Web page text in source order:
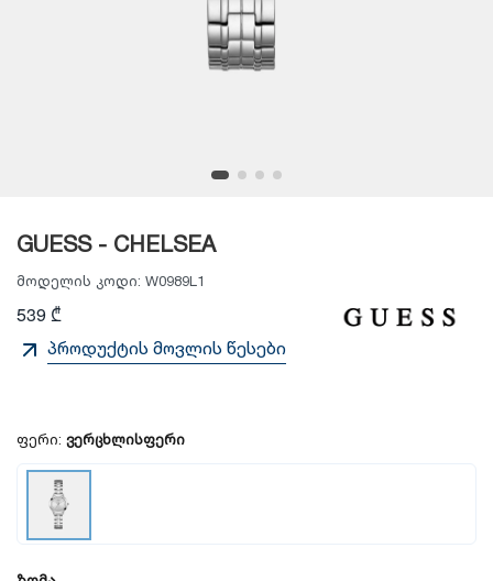
GUESS - CHELSEA
მოდელის კოდი: W0989L1
539 ₾
პროდუქტის მოვლის წესები
ფერი: ვერცხლისფერი